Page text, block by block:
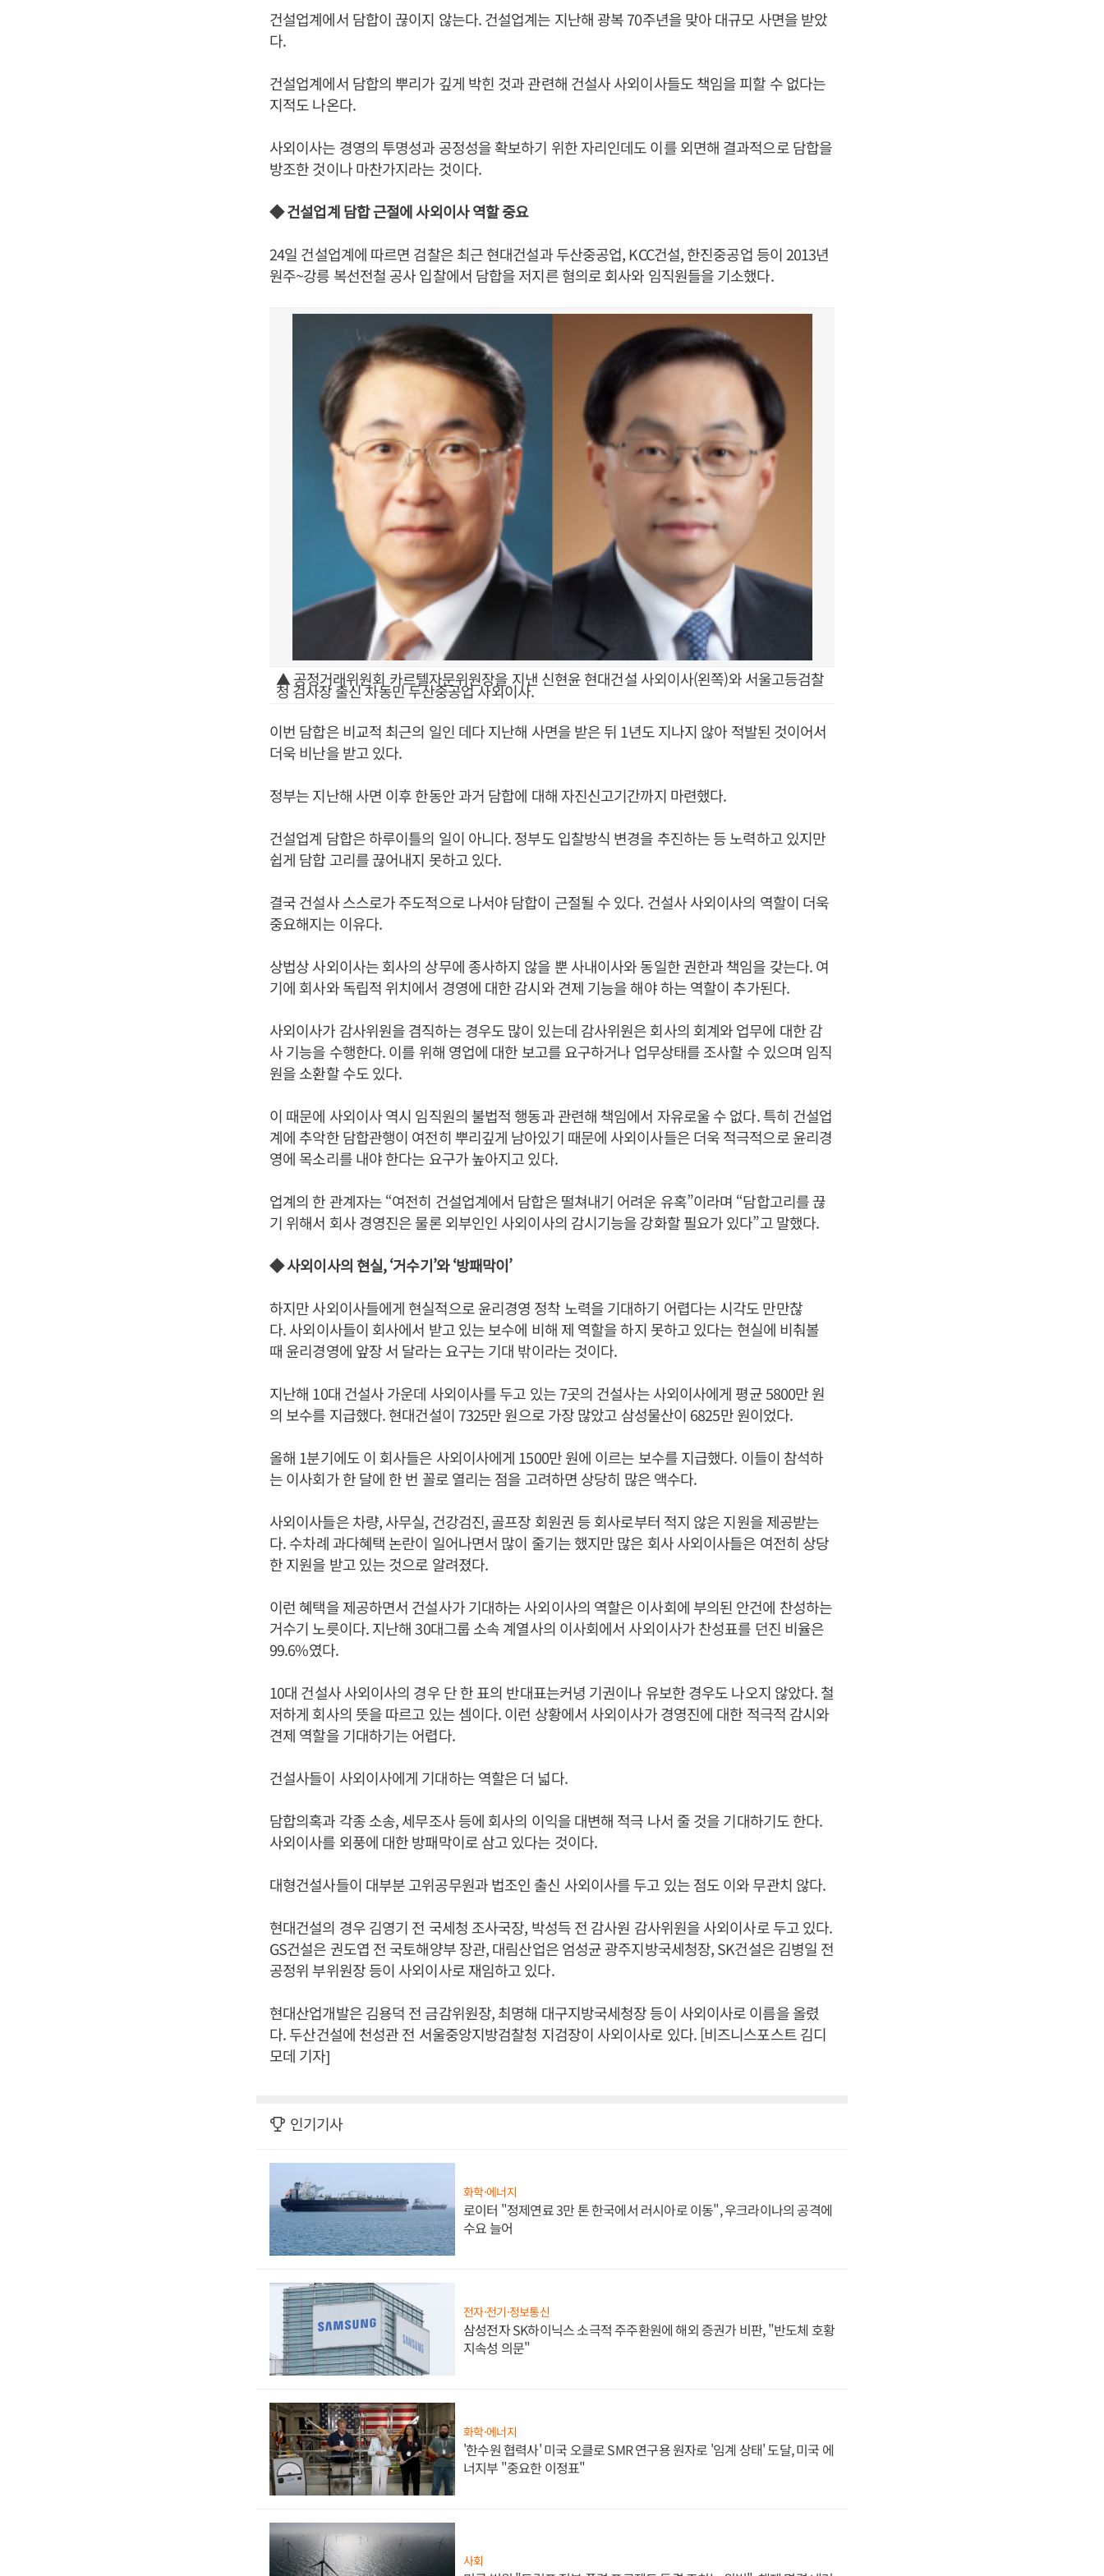
건설업계에서 담합이 끊이지 않는다. 건설업계는 지난해 광복 70주년을 맞아 대규모 사면을 받았
다.
건설업계에서 담합의 뿌리가 깊게 박힌 것과 관련해 건설사 사외이사들도 책임을 피할 수 없다는
지적도 나온다.
사외이사는 경영의 투명성과 공정성을 확보하기 위한 자리인데도 이를 외면해 결과적으로 담합을
방조한 것이나 마찬가지라는 것이다.
◆ 건설업계 담합 근절에 사외이사 역할 중요
24일 건설업계에 따르면 검찰은 최근 현대건설과 두산중공업, KCC건설, 한진중공업 등이 2013년
원주~강릉 복선전철 공사 입찰에서 담합을 저지른 혐의로 회사와 임직원들을 기소했다.
▲ 공정거래위원회 카르텔자문위원장을 지낸 신현윤 현대건설 사외이사(왼쪽)와 서울고등검찰
청 검사장 출신 차동민 두산중공업 사외이사.
이번 담합은 비교적 최근의 일인 데다 지난해 사면을 받은 뒤 1년도 지나지 않아 적발된 것이어서
더욱 비난을 받고 있다.
정부는 지난해 사면 이후 한동안 과거 담합에 대해 자진신고기간까지 마련했다.
건설업계 담합은 하루이틀의 일이 아니다. 정부도 입찰방식 변경을 추진하는 등 노력하고 있지만
쉽게 담합 고리를 끊어내지 못하고 있다.
결국 건설사 스스로가 주도적으로 나서야 담합이 근절될 수 있다. 건설사 사외이사의 역할이 더욱
중요해지는 이유다.
상법상 사외이사는 회사의 상무에 종사하지 않을 뿐 사내이사와 동일한 권한과 책임을 갖는다. 여
기에 회사와 독립적 위치에서 경영에 대한 감시와 견제 기능을 해야 하는 역할이 추가된다.
사외이사가 감사위원을 겸직하는 경우도 많이 있는데 감사위원은 회사의 회계와 업무에 대한 감
사 기능을 수행한다. 이를 위해 영업에 대한 보고를 요구하거나 업무상태를 조사할 수 있으며 임직
원을 소환할 수도 있다.
이 때문에 사외이사 역시 임직원의 불법적 행동과 관련해 책임에서 자유로울 수 없다. 특히 건설업
계에 추악한 담합관행이 여전히 뿌리깊게 남아있기 때문에 사외이사들은 더욱 적극적으로 윤리경
영에 목소리를 내야 한다는 요구가 높아지고 있다.
업계의 한 관계자는 “여전히 건설업계에서 담합은 떨쳐내기 어려운 유혹”이라며 “담합고리를 끊
기 위해서 회사 경영진은 물론 외부인인 사외이사의 감시기능을 강화할 필요가 있다”고 말했다.
◆ 사외이사의 현실, ‘거수기’와 ‘방패막이’
하지만 사외이사들에게 현실적으로 윤리경영 정착 노력을 기대하기 어렵다는 시각도 만만찮
다. 사외이사들이 회사에서 받고 있는 보수에 비해 제 역할을 하지 못하고 있다는 현실에 비춰볼
때 윤리경영에 앞장 서 달라는 요구는 기대 밖이라는 것이다.
지난해 10대 건설사 가운데 사외이사를 두고 있는 7곳의 건설사는 사외이사에게 평균 5800만 원
의 보수를 지급했다. 현대건설이 7325만 원으로 가장 많았고 삼성물산이 6825만 원이었다.
올해 1분기에도 이 회사들은 사외이사에게 1500만 원에 이르는 보수를 지급했다. 이들이 참석하
는 이사회가 한 달에 한 번 꼴로 열리는 점을 고려하면 상당히 많은 액수다.
사외이사들은 차량, 사무실, 건강검진, 골프장 회원권 등 회사로부터 적지 않은 지원을 제공받는
다. 수차례 과다혜택 논란이 일어나면서 많이 줄기는 했지만 많은 회사 사외이사들은 여전히 상당
한 지원을 받고 있는 것으로 알려졌다.
이런 혜택을 제공하면서 건설사가 기대하는 사외이사의 역할은 이사회에 부의된 안건에 찬성하는
거수기 노릇이다. 지난해 30대그룹 소속 계열사의 이사회에서 사외이사가 찬성표를 던진 비율은
99.6%였다.
10대 건설사 사외이사의 경우 단 한 표의 반대표는커녕 기권이나 유보한 경우도 나오지 않았다. 철
저하게 회사의 뜻을 따르고 있는 셈이다. 이런 상황에서 사외이사가 경영진에 대한 적극적 감시와
견제 역할을 기대하기는 어렵다.
건설사들이 사외이사에게 기대하는 역할은 더 넓다.
담합의혹과 각종 소송, 세무조사 등에 회사의 이익을 대변해 적극 나서 줄 것을 기대하기도 한다.
사외이사를 외풍에 대한 방패막이로 삼고 있다는 것이다.
대형건설사들이 대부분 고위공무원과 법조인 출신 사외이사를 두고 있는 점도 이와 무관치 않다.
현대건설의 경우 김영기 전 국세청 조사국장, 박성득 전 감사원 감사위원을 사외이사로 두고 있다.
GS건설은 권도엽 전 국토해양부 장관, 대림산업은 엄성균 광주지방국세청장, SK건설은 김병일 전
공정위 부위원장 등이 사외이사로 재임하고 있다.
현대산업개발은 김용덕 전 금감위원장, 최명해 대구지방국세청장 등이 사외이사로 이름을 올렸
다. 두산건설에 천성관 전 서울중앙지방검찰청 지검장이 사외이사로 있다. [비즈니스포스트 김디
모데 기자]
인기기사
화학·에너지
로이터 "정제연료 3만 톤 한국에서 러시아로 이동", 우크라이나의 공격에
수요 늘어
전자·전기·정보통신
삼성전자 SK하이닉스 소극적 주주환원에 해외 증권가 비판, "반도체 호황
지속성 의문"
화학·에너지
'한수원 협력사' 미국 오클로 SMR 연구용 원자로 '임계 상태' 도달, 미국 에
너지부 "중요한 이정표"
사회